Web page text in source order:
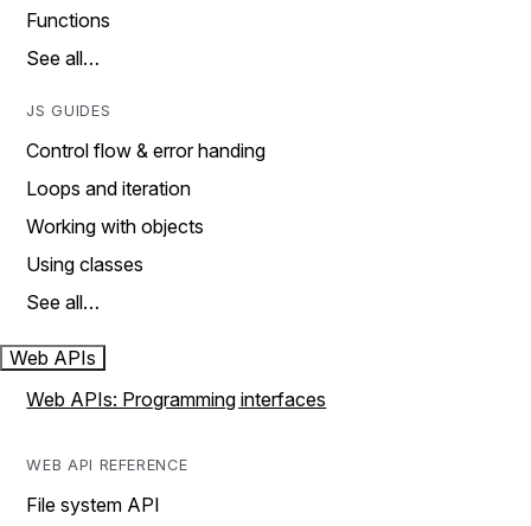
Functions
See all…
JS GUIDES
Control flow & error handing
Loops and iteration
Working with objects
Using classes
See all…
Web APIs
Web APIs: Programming interfaces
WEB API REFERENCE
File system API